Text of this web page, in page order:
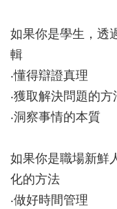
如果你是學生，透
輯
‧懂得辯證真理
‧獲取解決問題的方
‧洞察事情的本質
如果你是職場新鮮
化的方法
‧做好時間管理